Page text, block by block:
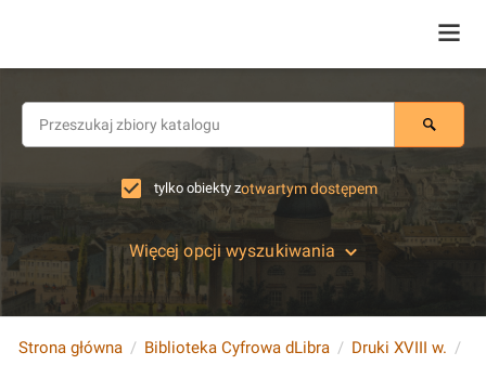
tylko obiekty zotwartym dostępem
Więcej opcji wyszukiwania
Strona główna Biblioteka Cyfrowa dLibra Druki XVIII w.